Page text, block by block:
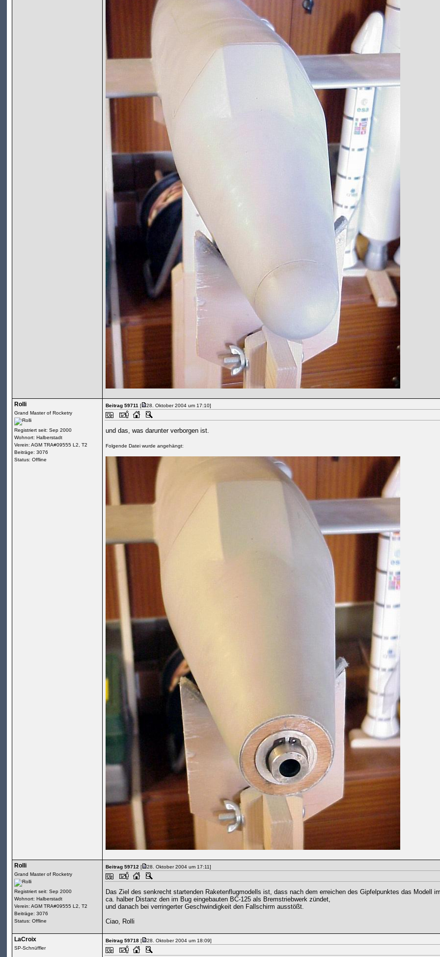
Rolli
Grand Master of Rocketry
Registriert seit: Sep 2000
Wohnort: Halberstadt
Verein: AGM TRA#09555 L2, T2
Beiträge: 3076
Status: Offline
Beitrag 59711[
28. Oktober 2004 um 17:10]
und das, was darunter verborgen ist.
Folgende Datei wurde angehängt:
Rolli
Grand Master of Rocketry
Registriert seit: Sep 2000
Wohnort: Halberstadt
Verein: AGM TRA#09555 L2, T2
Beiträge: 3076
Status: Offline
Beitrag 59712[
28. Oktober 2004 um 17:11]
Das Ziel des senkrecht startenden Raketenflugmodells ist, dass nach dem erreichen des Gipfelpunktes das Modell
ca. halber Distanz den im Bug eingebauten BC-125 als Bremstriebwerk zündet,
und danach bei verringerter Geschwindigkeit den Fallschirm ausstößt.
Ciao, Rolli
LaCroix
SP-Schnüffler
Beitrag 59718[
28. Oktober 2004 um 18:09]